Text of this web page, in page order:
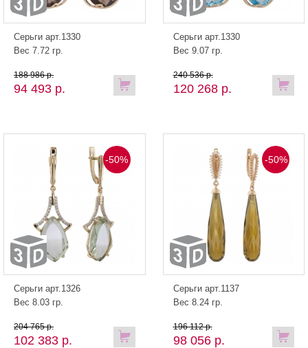
Серьги арт.1330
Вес 7.72 гр.
94 493 р.
188 986 р.
Серьги арт.1330
Вес 9.07 гр.
120 268 р.
240 536 р.
-50%
Серьги арт.1326
Вес 8.03 гр.
102 383 р.
204 765 р.
-50%
Серьги арт.1137
Вес 8.24 гр.
98 056 р.
196 112 р.